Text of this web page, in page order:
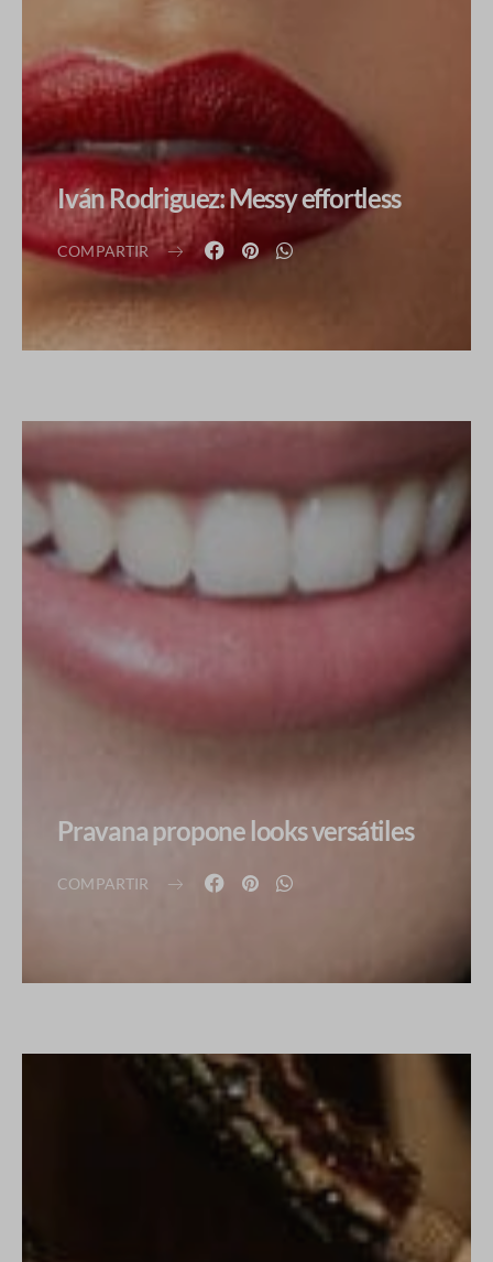
Iván Rodriguez: Messy effortless
COMPARTIR
Pravana propone looks versátiles
COMPARTIR